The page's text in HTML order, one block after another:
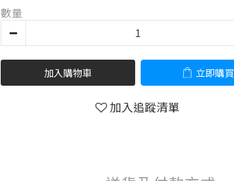
數量
加入購物車 立即購買
加入追蹤清單